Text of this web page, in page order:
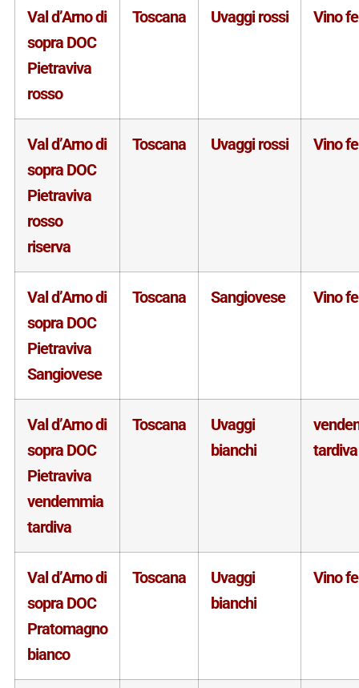
Val d’Arno di
sopra DOC
Pietraviva
rosso
Toscana Uvaggi rossi Vino
Val d’Arno di
sopra DOC
Pietraviva
rosso
riserva
Toscana Uvaggi rossi Vino
Val d’Arno di
sopra DOC
Pietraviva
Sangiovese
Toscana Sangiovese Vino
Val d’Arno di
sopra DOC
Pietraviva
vendemmia
tardiva
Toscana
Uvaggi
bianchi
tardiva
Val d’Arno di
sopra DOC
Pratomagno
bianco
Toscana
Uvaggi
bianchi
Vino